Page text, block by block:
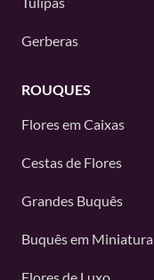
Gerberas
ROUQUES
Flores em Caixas
Cestas de Flores
Grandes Buquês
Buquês em Miniatura
Flores de Luxo